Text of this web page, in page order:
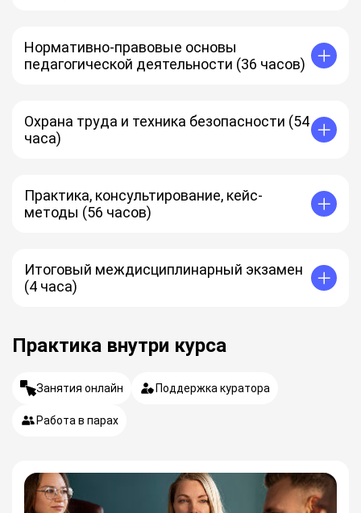
Нормативно-правовые основы
педагогической деятельности (36 часов)
Охрана труда и техника безопасности (54
часа)
Практика, консультирование, кейс-
методы (56 часов)
Итоговый междисциплинарный экзамен
(4 часа)
Практика внутри курса
Занятия онлайн Поддержка куратора
Работа в парах